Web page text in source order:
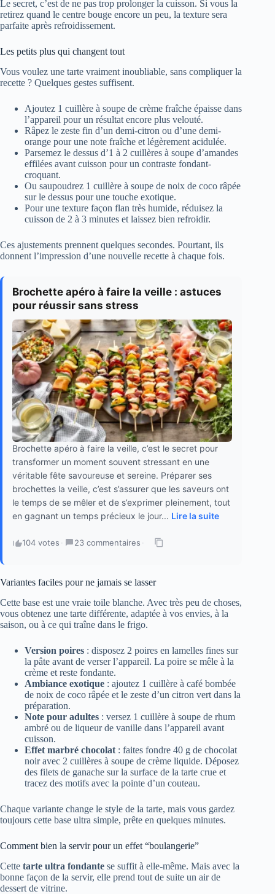
Le secret, c’est de ne pas trop prolonger la cuisson. Si vous la
retirez quand le centre bouge encore un peu, la texture sera
parfaite après refroidissement.
Les petits plus qui changent tout
Vous voulez une tarte vraiment inoubliable, sans compliquer la
recette ? Quelques gestes suffisent.
Ajoutez 1 cuillère à soupe de crème fraîche épaisse dans
l’appareil pour un résultat encore plus velouté.
Râpez le zeste fin d’un demi-citron ou d’une demi-
orange pour une note fraîche et légèrement acidulée.
Parsemez le dessus d’1 à 2 cuillères à soupe d’amandes
effilées avant cuisson pour un contraste fondant-
croquant.
Ou saupoudrez 1 cuillère à soupe de noix de coco râpée
sur le dessus pour une touche exotique.
Pour une texture façon flan très humide, réduisez la
cuisson de 2 à 3 minutes et laissez bien refroidir.
Ces ajustements prennent quelques secondes. Pourtant, ils
donnent l’impression d’une nouvelle recette à chaque fois.
Brochette apéro à faire la veille : astuces
pour réussir sans stress
Brochette apéro à faire la veille, c’est le secret pour
transformer un moment souvent stressant en une
véritable fête savoureuse et sereine. Préparer ses
brochettes la veille, c’est s’assurer que les saveurs ont
le temps de se mêler et de s’exprimer pleinement, tout
en gagnant un temps précieux le jour... Lire la suite
104 votes · 23 commentaires ·
Variantes faciles pour ne jamais se lasser
Cette base est une vraie toile blanche. Avec très peu de choses,
vous obtenez une tarte différente, adaptée à vos envies, à la
saison, ou à ce qui traîne dans le frigo.
Version poires : disposez 2 poires en lamelles fines sur
la pâte avant de verser l’appareil. La poire se mêle à la
crème et reste fondante.
Ambiance exotique : ajoutez 1 cuillère à café bombée
de noix de coco râpée et le zeste d’un citron vert dans la
préparation.
Note pour adultes : versez 1 cuillère à soupe de rhum
ambré ou de liqueur de vanille dans l’appareil avant
cuisson.
Effet marbré chocolat : faites fondre 40 g de chocolat
noir avec 2 cuillères à soupe de crème liquide. Déposez
des filets de ganache sur la surface de la tarte crue et
tracez des motifs avec la pointe d’un couteau.
Chaque variante change le style de la tarte, mais vous gardez
toujours cette base ultra simple, prête en quelques minutes.
Comment bien la servir pour un effet “boulangerie”
Cette tarte ultra fondante se suffit à elle-même. Mais avec la
bonne façon de la servir, elle prend tout de suite un air de
dessert de vitrine.